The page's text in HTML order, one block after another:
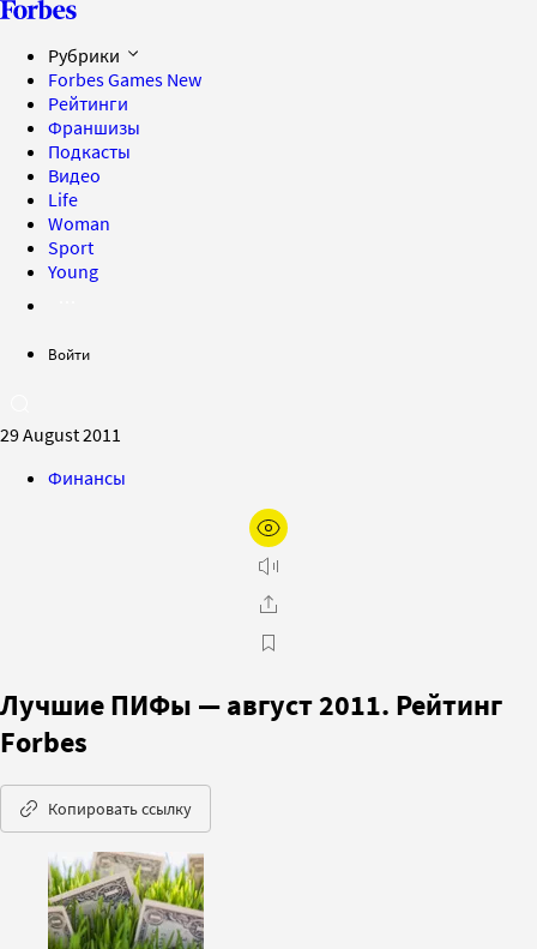
Рубрики
Forbes Games New
Рейтинги
Франшизы
Подкасты
Видео
Life
Woman
Sport
Young
Войти
29 August 2011
Финансы
Лучшие ПИФы — август 2011. Рейтинг
Forbes
Копировать ссылку